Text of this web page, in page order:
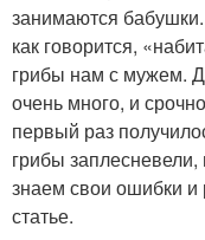
занимаются
как говорится,
грибы нам с мужем.
очень много, и
первый раз
грибы
знаем свои ошибки и
статье.